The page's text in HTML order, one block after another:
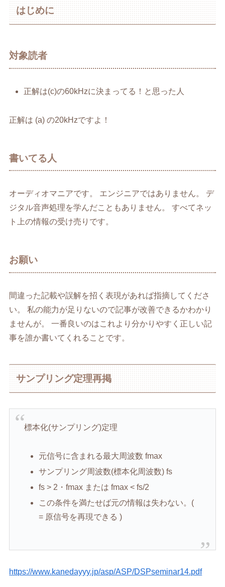
はじめに
対象読者
正解は(c)の60kHzに決まってる！と思った人
正解は (a) の20kHzですよ！
書いてる人
オーディオマニアです。 エンジニアではありません。 デ
ジタル音声処理を学んだこともありません。 すべてネッ
ト上の情報の受け売りです。
お願い
間違った記載や誤解を招く表現があれば指摘してくださ
い。 私の能力が足りないので記事が改善できるかわかり
ませんが。 一番良いのはこれより分かりやすく正しい記
事を誰か書いてくれることです。
サンプリング定理再掲
標本化(サンプリング)定理
元信号に含まれる最大周波数 fmax
サンプリング周波数(標本化周波数) fs
fs > 2・fmax または fmax < fs/2
この条件を満たせば元の情報は失わない。(
= 原信号を再現できる )
https://www.kanedayyy.jp/asp/ASP/DSPseminar14.pdf